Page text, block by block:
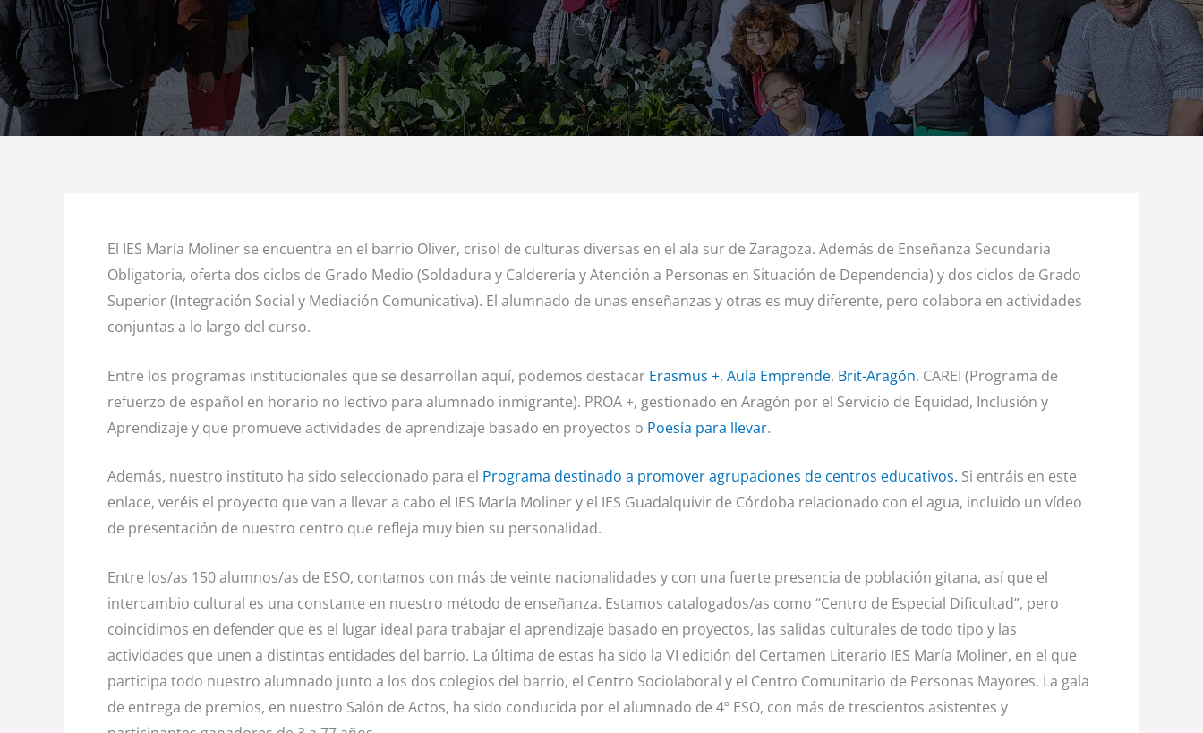
El IES María Moliner se encuentra en el barrio Oliver, crisol de culturas diversas en el ala sur de Zaragoza. Además de Enseñanza Secundaria
Obligatoria, oferta dos ciclos de Grado Medio (Soldadura y Calderería y Atención a Personas en Situación de Dependencia) y dos ciclos de Grado
Superior (Integración Social y Mediación Comunicativa). El alumnado de unas enseñanzas y otras es muy diferente, pero colabora en actividades
conjuntas a lo largo del curso.
Entre los programas institucionales que se desarrollan aquí, podemos destacar Erasmus +, Aula Emprende, Brit-Aragón, CAREI (Programa de
refuerzo de español en horario no lectivo para alumnado inmigrante). PROA +, gestionado en Aragón por el Servicio de Equidad, Inclusión y
Aprendizaje y que promueve actividades de aprendizaje basado en proyectos o Poesía para llevar.
Además, nuestro instituto ha sido seleccionado para el Programa destinado a promover agrupaciones de centros educativos. Si entráis en este
enlace, veréis el proyecto que van a llevar a cabo el IES María Moliner y el IES Guadalquivir de Córdoba relacionado con el agua, incluido un vídeo
de presentación de nuestro centro que refleja muy bien su personalidad.
Entre los/as 150 alumnos/as de ESO, contamos con más de veinte nacionalidades y con una fuerte presencia de población gitana, así que el
intercambio cultural es una constante en nuestro método de enseñanza. Estamos catalogados/as como “Centro de Especial Dificultad”, pero
coincidimos en defender que es el lugar ideal para trabajar el aprendizaje basado en proyectos, las salidas culturales de todo tipo y las
actividades que unen a distintas entidades del barrio. La última de estas ha sido la VI edición del Certamen Literario IES María Moliner, en el que
participa todo nuestro alumnado junto a los dos colegios del barrio, el Centro Sociolaboral y el Centro Comunitario de Personas Mayores. La gala
de entrega de premios, en nuestro Salón de Actos, ha sido conducida por el alumnado de 4º ESO, con más de trescientos asistentes y